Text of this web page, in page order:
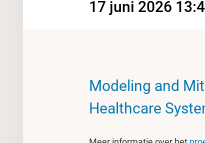
17 juni 2026
Modeling and
Healthcare